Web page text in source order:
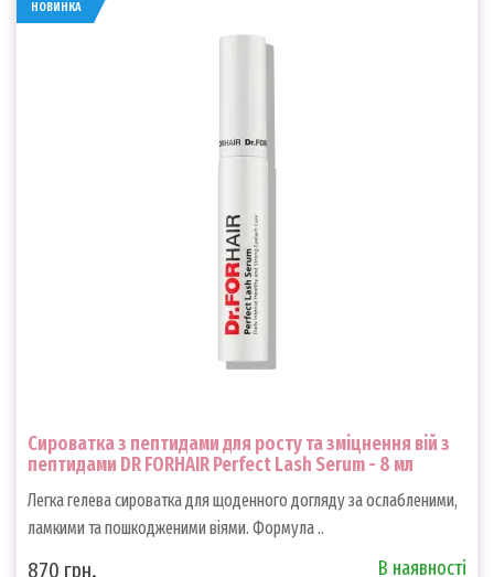
НОВИНКА
Сироватка з пептидами для росту та зміцнення вій з
пептидами DR FORHAIR Perfect Lash Serum - 8 мл
Легка гелева сироватка для щоденного догляду за ослабленими,
ламкими та пошкодженими віями. Формула ..
870 грн. В наявності